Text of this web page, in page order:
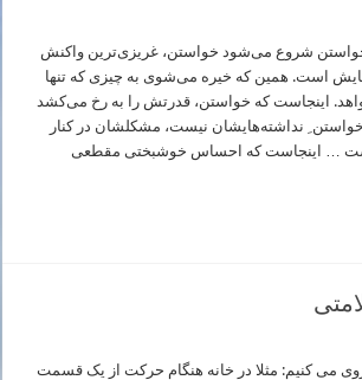
شروع می‌شود خواستن، غریزی‌ترین واکنش
است. همین که خیره می‌شوی به چیزی که تنها
اینجاست که خواستن، قدرتش را به رخ می‌کشد
نداشته‌هایشان نیست، مشکلشان در کنار
… اینجاست که احساس خوشبختی مقطعی
روی می کنیم: مثلا در خانه هنگام حرکت از یک قسمت